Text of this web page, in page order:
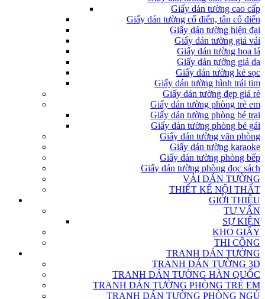
Giấy dán tường cao cấp
Giấy dán tường cổ điển, tân cổ điển
Giấy dán tường hiện đại
Giấy dán tường giả vải
Giấy dán tường hoa lá
Giấy dán tường giả da
Giấy dán tường kẻ sọc
Giấy dán tường hình trái tim
Giấy dán tường đẹp giá rẻ
Giấy dán tường phòng trẻ em
Giấy dán tường phòng bé trai
Giấy dán tường phòng bé gái
Giấy dán tường văn phòng
Giấy dán tường karaoke
Giấy dán tường phòng bếp
Giấy dán tường phòng đọc sách
VẢI DÁN TƯỜNG
THIẾT KẾ NỘI THẤT
GIỚI THIỆU
TƯ VẤN
SỰ KIỆN
KHO GIẤY
THI CÔNG
TRANH DÁN TƯỜNG
TRANH DÁN TƯỜNG 3D
TRANH DÁN TƯỜNG HÀN QUỐC
TRANH DÁN TƯỜNG PHÒNG TRẺ EM
TRANH DÁN TƯỜNG PHÒNG NGỦ